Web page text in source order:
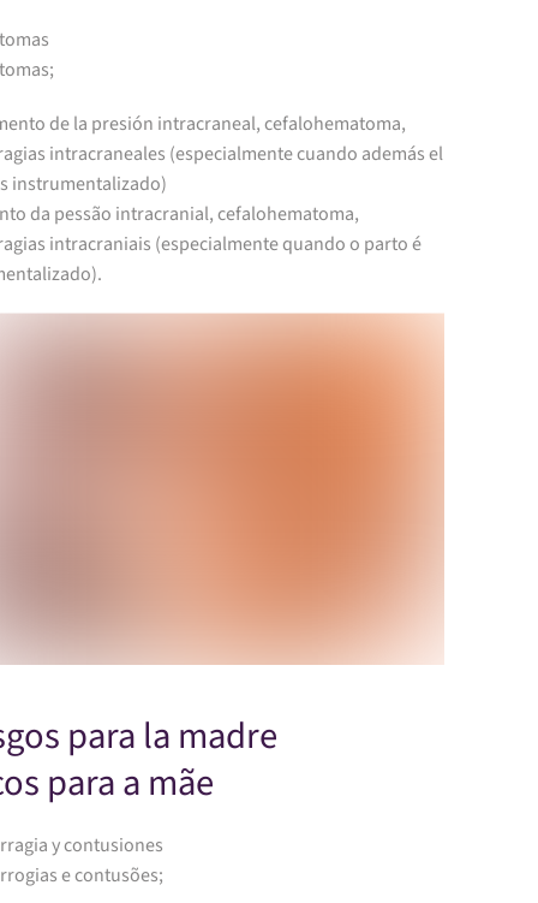
de la presión intracraneal, cefalohematoma,
intracraneales (especialmente cuando además el
instrumentalizado)
da pessão intracranial, cefalohematoma,
intracraniais (especialmente quando o parto é
para la madre
para a mãe
y contusiones
e contusões;